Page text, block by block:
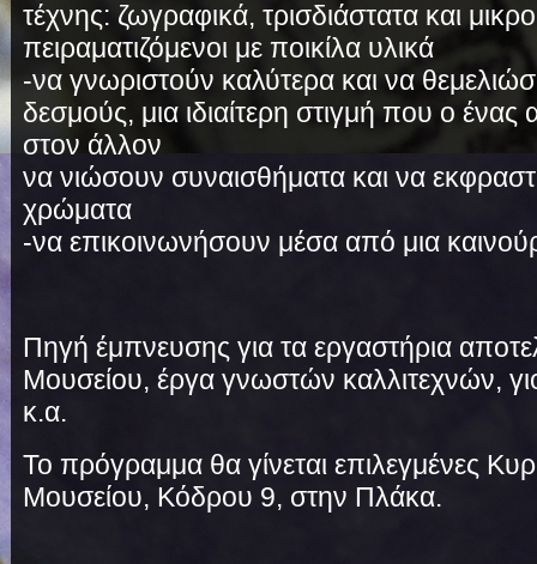
τέχνης: ζωγραφικά, τρισδιάστατα και
πειραματιζόμενοι με ποικίλα υλικά
-να γνωριστούν καλύτερα και να
δεσμούς, μια ιδιαίτερη στιγμή που ο ένας
στον άλλον
να νιώσουν συναισθήματα και να
χρώματα
-να επικοινωνήσουν μέσα από μια
Πηγή έμπνευσης για τα εργαστήρια
Μουσείου, έργα γνωστών καλλιτεχνών,
κ.α.
Το πρόγραμμα θα γίνεται επιλεγμένες
Μουσείου, Κόδρου 9, στην Πλάκα.